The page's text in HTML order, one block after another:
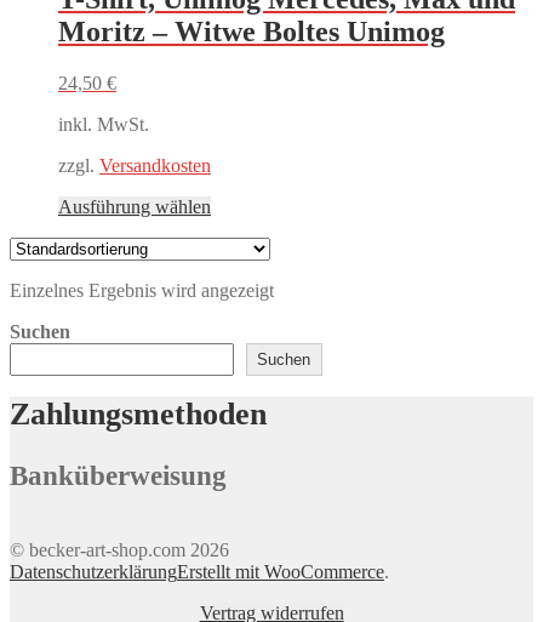
Moritz – Witwe Boltes Unimog
24,50 €
inkl. MwSt.
zzgl. Versandkosten
Ausführung wählen
Varianten
Optionen
können
auf
der
gewählt
werden
Einzelnes Ergebnis wird angezeigt
Suchen
Suchen
Zahlungsmethoden
Banküberweisung
© becker-art-shop.com 2026
DatenschutzerklärungErstellt mit WooCommerce.
Vertrag widerrufen